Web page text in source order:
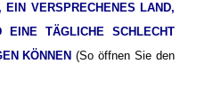
EIN VERSPRECHENES LAND,
EINE TÄGLICHE SCHLECHT
KÖNNEN (So öffnen Sie den